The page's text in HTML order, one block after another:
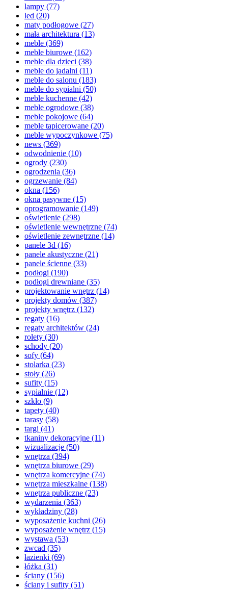
lampy (77)
led (20)
maty podłogowe (27)
mała architektura (13)
meble (369)
meble biurowe (162)
meble dla dzieci (38)
meble do jadalni (11)
meble do salonu (183)
meble do sypialni (50)
meble kuchenne (42)
meble ogrodowe (38)
meble pokojowe (64)
meble tapicerowane (20)
meble wypoczynkowe (75)
news (369)
odwodnienie (10)
ogrody (230)
ogrodzenia (36)
ogrzewanie (84)
okna (156)
okna pasywne (15)
oprogramowanie (149)
oświetlenie (298)
oświetlenie wewnętrzne (74)
oświetlenie zewnętrzne (14)
panele 3d (16)
panele akustyczne (21)
panele ścienne (33)
podłogi (190)
podłogi drewniane (35)
projektowanie wnętrz (14)
projekty domów (387)
projekty wnętrz (132)
regaty (16)
regaty architektów (24)
rolety (30)
schody (20)
sofy (64)
stolarka (23)
stoły (26)
sufity (15)
sypialnie (12)
szkło (9)
tapety (40)
tarasy (58)
targi (41)
tkaniny dekoracyjne (11)
wizualizacje (50)
wnętrza (394)
wnętrza biurowe (29)
wnętrza komercyjne (74)
wnętrza mieszkalne (138)
wnętrza publiczne (23)
wydarzenia (363)
wykładziny (28)
wyposażenie kuchni (26)
wyposażenie wnętrz (15)
wystawa (53)
zwcad (35)
łazienki (69)
łóżka (31)
ściany (156)
ściany i sufity (51)